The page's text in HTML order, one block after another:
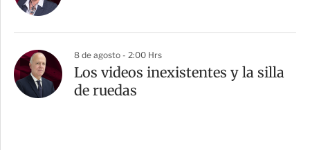
8 de agosto - 2:00 Hrs
Los videos inexistentes y la silla
de ruedas